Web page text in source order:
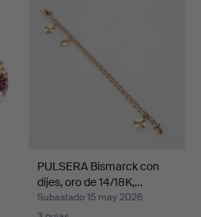
PULSERA Bismarck con
dijes, oro de 14/18K,…
Subastado 15 may 2026